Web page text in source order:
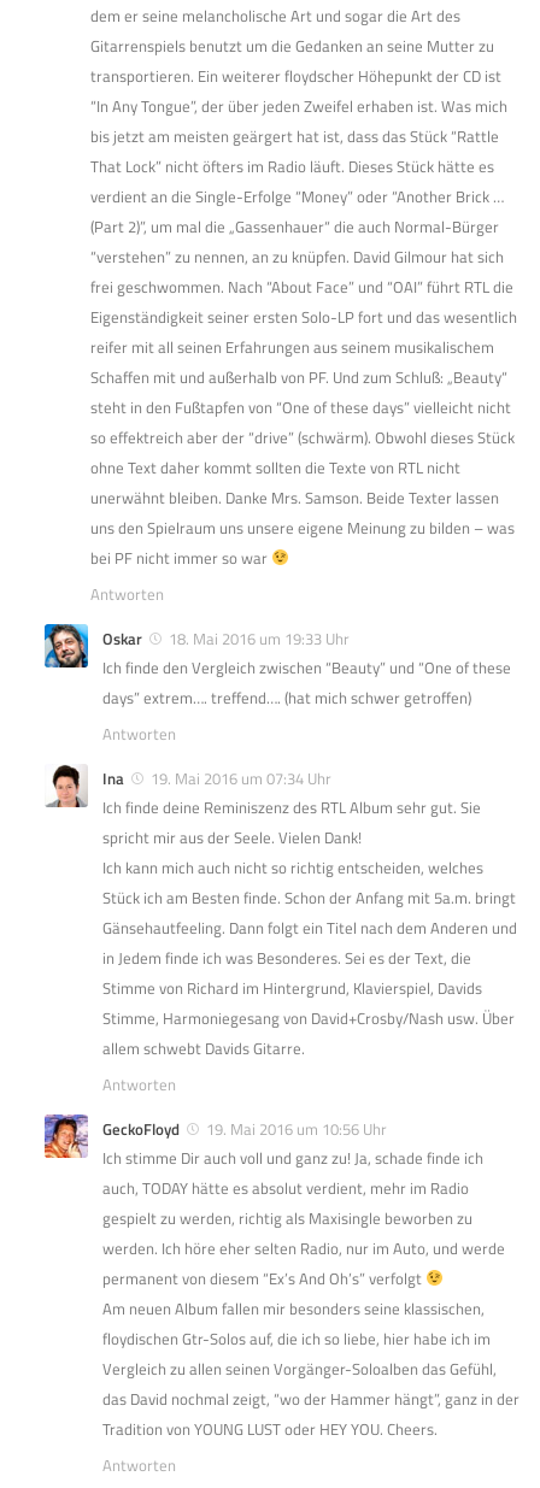
dem er seine melancholische Art und sogar die Art des
Gitarrenspiels benutzt um die Gedanken an seine Mutter zu
transportieren. Ein weiterer floydscher Höhepunkt der CD ist
“In Any Tongue”, der über jeden Zweifel erhaben ist. Was mich
bis jetzt am meisten geärgert hat ist, dass das Stück “Rattle
That Lock” nicht öfters im Radio läuft. Dieses Stück hätte es
verdient an die Single-Erfolge “Money” oder “Another Brick …
(Part 2)”, um mal die „Gassenhauer“ die auch Normal-Bürger
“verstehen” zu nennen, an zu knüpfen. David Gilmour hat sich
frei geschwommen. Nach “About Face” und “OAI” führt RTL die
Eigenständigkeit seiner ersten Solo-LP fort und das wesentlich
reifer mit all seinen Erfahrungen aus seinem musikalischem
Schaffen mit und außerhalb von PF. Und zum Schluß: „Beauty“
steht in den Fußtapfen von “One of these days” vielleicht nicht
so effektreich aber der “drive” (schwärm). Obwohl dieses Stück
ohne Text daher kommt sollten die Texte von RTL nicht
unerwähnt bleiben. Danke Mrs. Samson. Beide Texter lassen
uns den Spielraum uns unsere eigene Meinung zu bilden – was
bei PF nicht immer so war
Antworten
Oskar
18. Mai 2016 um 19:33 Uhr
Ich finde den Vergleich zwischen “Beauty” und “One of these
days” extrem…. treffend…. (hat mich schwer getroffen)
Antworten
Ina
19. Mai 2016 um 07:34 Uhr
Ich finde deine Reminiszenz des RTL Album sehr gut. Sie
spricht mir aus der Seele. Vielen Dank!
Ich kann mich auch nicht so richtig entscheiden, welches
Stück ich am Besten finde. Schon der Anfang mit 5a.m. bringt
Gänsehautfeeling. Dann folgt ein Titel nach dem Anderen und
in Jedem finde ich was Besonderes. Sei es der Text, die
Stimme von Richard im Hintergrund, Klavierspiel, Davids
Stimme, Harmoniegesang von David+Crosby/Nash usw. Über
allem schwebt Davids Gitarre.
Antworten
GeckoFloyd
19. Mai 2016 um 10:56 Uhr
Ich stimme Dir auch voll und ganz zu! Ja, schade finde ich
auch, TODAY hätte es absolut verdient, mehr im Radio
gespielt zu werden, richtig als Maxisingle beworben zu
werden. Ich höre eher selten Radio, nur im Auto, und werde
permanent von diesem “Ex’s And Oh’s” verfolgt
Am neuen Album fallen mir besonders seine klassischen,
floydischen Gtr-Solos auf, die ich so liebe, hier habe ich im
Vergleich zu allen seinen Vorgänger-Soloalben das Gefühl,
das David nochmal zeigt, “wo der Hammer hängt”, ganz in der
Tradition von YOUNG LUST oder HEY YOU. Cheers.
Antworten